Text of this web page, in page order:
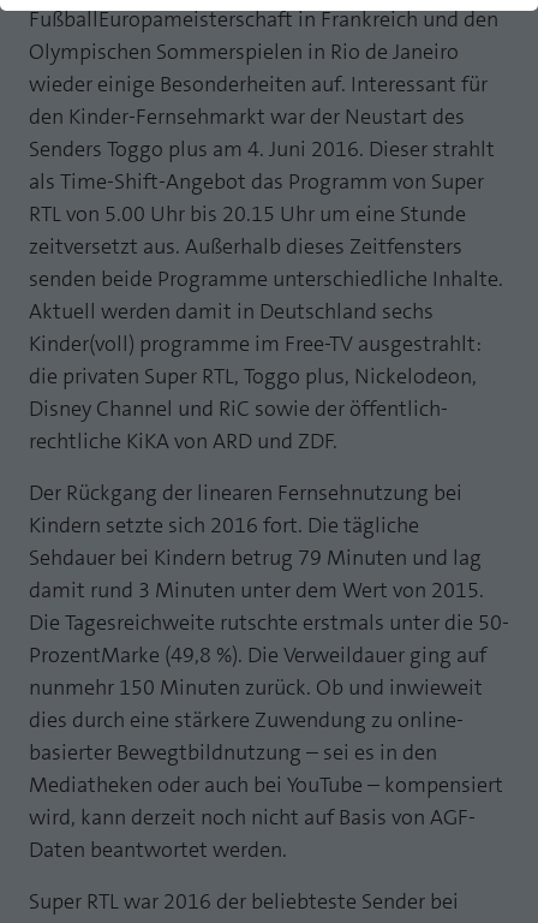
MP auf Mastodon
MP auf LinkedIn
Newsletter
FußballEuropameisterschaft in Frankreich und den
Olympischen Sommerspielen in Rio de Janeiro
wieder einige Besonderheiten auf. Interessant für
den Kinder-Fernsehmarkt war der Neustart des
Senders Toggo plus am 4. Juni 2016. Dieser strahlt
als Time-Shift-Angebot das Programm von Super
RTL von 5.00 Uhr bis 20.15 Uhr um eine Stunde
zeitversetzt aus. Außerhalb dieses Zeitfensters
senden beide Programme unterschiedliche Inhalte.
Aktuell werden damit in Deutschland sechs
Kinder(voll) programme im Free-TV ausgestrahlt:
die privaten Super RTL, Toggo plus, Nickelodeon,
Disney Channel und RiC sowie der öffentlich-
rechtliche KiKA von ARD und ZDF.
Der Rückgang der linearen Fernsehnutzung bei
Kindern setzte sich 2016 fort. Die tägliche
Sehdauer bei Kindern betrug 79 Minuten und lag
damit rund 3 Minuten unter dem Wert von 2015.
Die Tagesreichweite rutschte erstmals unter die 50-
ProzentMarke (49,8 %). Die Verweildauer ging auf
nunmehr 150 Minuten zurück. Ob und inwieweit
dies durch eine stärkere Zuwendung zu online-
basierter Bewegtbildnutzung – sei es in den
Mediatheken oder auch bei YouTube – kompensiert
wird, kann derzeit noch nicht auf Basis von AGF-
Daten beantwortet werden.
Super RTL war 2016 der beliebteste Sender bei
Webseite einwandfrei funktioniert.
Name
Anbieter TYPO3
Laufzeit
Zweck
Dieses Cookie ist ein Standard-Session-
Cookie von TYPO3. Es speichert im Falle
eines Benutzer-Logins die Session ID
mithilfe derer der eingeloggte User
geschützten Bereichen zu gewähren.
Name PHPSESSID
Anbieter php
Laufzeit Ende der Sitzung
Zweck PHPs Standard Sitzungs Identifikation
Cookie-Informationen anzeigen
Statistik und Performance mit AT INTERNET
CROSS-DEVICE ANALYTICS LÖSUNG
Name atidvisitor
Laufzeit 1 Jahr
Zweck
Cookie von AT INTERNET zur Steuerung der
erweiterten Script- und Ereignisbehandlung
Anbieter AT INTERNET
Zweck
Cookie von AT INTERNET zur Steuerung der
erweiterten Script- und Ereignisbehandlung
Cookie-Informationen anzeigen